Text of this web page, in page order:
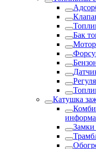
Бак
Мотор
Катушка
Замки